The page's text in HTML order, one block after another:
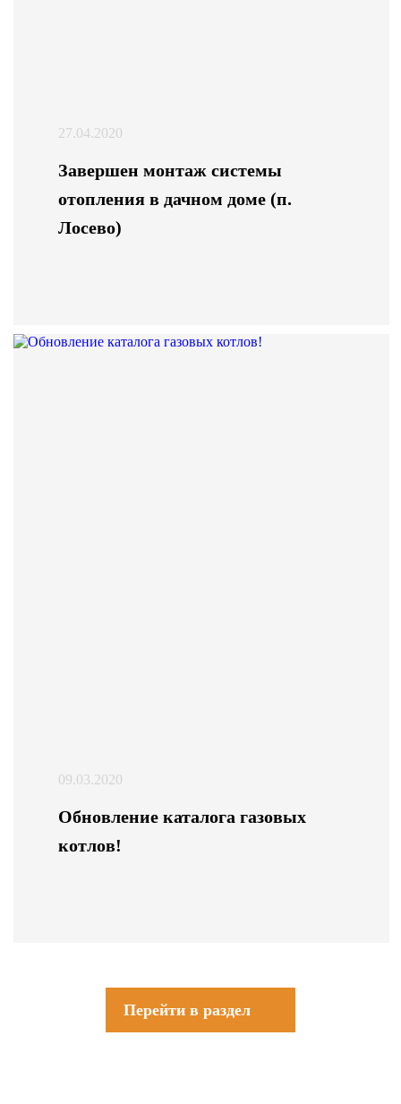
27.04.2020
Завершен монтаж системы
отопления в дачном доме (п.
Лосево)
09.03.2020
Обновление каталога газовых
котлов!
Перейти в раздел